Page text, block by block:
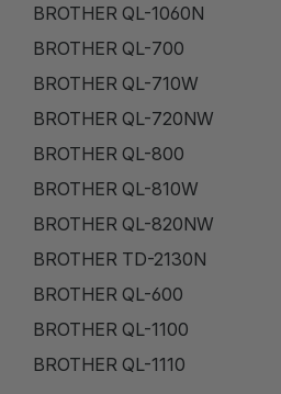
BROTHER QL-1060N
BROTHER QL-700
BROTHER QL-710W
BROTHER QL-720NW
BROTHER QL-800
BROTHER QL-810W
BROTHER QL-820NW
BROTHER TD-2130N
BROTHER QL-600
BROTHER QL-1100
BROTHER QL-1110